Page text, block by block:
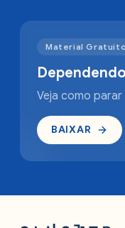
Material Gratuito
Veja como
BAIXAR